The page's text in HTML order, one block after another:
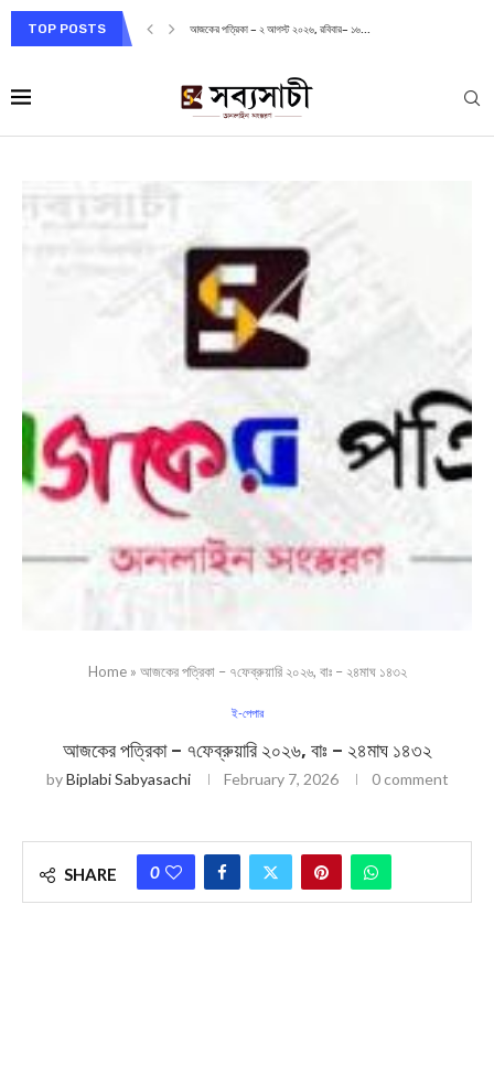
TOP POSTS আজকের পত্রিকা – ২ আগস্ট ২০২৬, রবিবার– ১৬...
Home» আজকের পত্রিকা – ৭ফেব্রুয়ারি ২০২৬, বাঃ – ২৪মাঘ ১৪৩২
ই-পেপার
আজকের পত্রিকা – ৭ফেব্রুয়ারি ২০২৬, বাঃ – ২৪মাঘ ১৪৩২
byBiplabi Sabyasachi February 7, 2026 0 comment
SHARE 0